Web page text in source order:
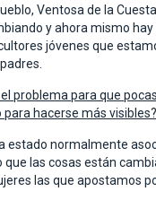
Ventosa de la
y ahora mismo hay
jóvenes que
problema para que
para hacerse más visibles?
estado normalmente
que las cosas están
las que apostamos